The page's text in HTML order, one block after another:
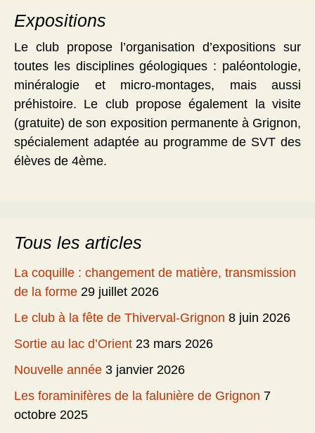
Expositions
Le club propose l’organisation d’expositions sur
toutes les disciplines géologiques : paléontologie,
minéralogie et micro-montages, mais aussi
préhistoire. Le club propose également la visite
(gratuite) de son exposition permanente à Grignon,
spécialement adaptée au programme de SVT des
élèves de 4ème.
Tous les articles
La coquille : changement de matière, transmission
de la forme 29 juillet 2026
Le club à la fête de Thiverval-Grignon 8 juin 2026
Sortie au lac d’Orient 23 mars 2026
Nouvelle année 3 janvier 2026
Les foraminifères de la falunière de Grignon 7
octobre 2025